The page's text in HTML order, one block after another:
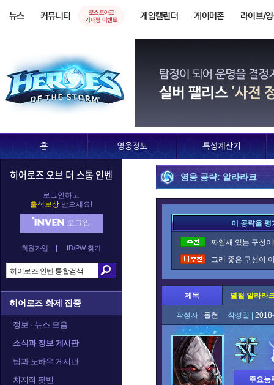
뉴스 커뮤니티
로스트아크
기대평 이벤트
게임캘린더 게이머존 라이브/
히어로즈 오브 더 스톰 인벤
로그인하고
출석보상 받으세요!
로그인
회원가입 ID/PW 찾기
히어로즈 화제 집중
정보 · 뉴스 모음
소식과 정보 게시판
팁과 노하우 게시판
치지직 팟벤
영웅 공략: 알라라크
이 공략을
짜임새 있는 구성
그리 좋은 구성이
제목 멸절 알라라
작성자 | 돌현 작성일 |
주요능